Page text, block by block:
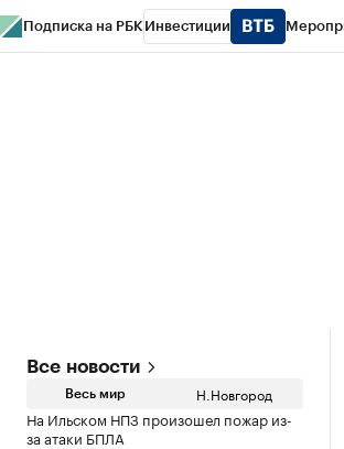
Подписка на РБК Инвестиции
Все новости
Весь мир Н.Новгород
На Ильском НПЗ произошел пожар из-
за атаки БПЛА